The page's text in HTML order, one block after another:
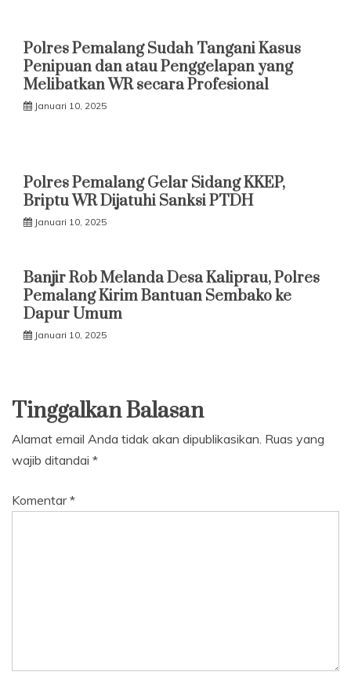
Polres Pemalang Sudah Tangani Kasus
Penipuan dan atau Penggelapan yang
Melibatkan WR secara Profesional
Januari 10, 2025
Polres Pemalang Gelar Sidang KKEP,
Briptu WR Dijatuhi Sanksi PTDH
Januari 10, 2025
Banjir Rob Melanda Desa Kaliprau, Polres
Pemalang Kirim Bantuan Sembako ke
Dapur Umum
Januari 10, 2025
Tinggalkan Balasan
Alamat email Anda tidak akan dipublikasikan. Ruas yang
wajib ditandai *
Komentar*